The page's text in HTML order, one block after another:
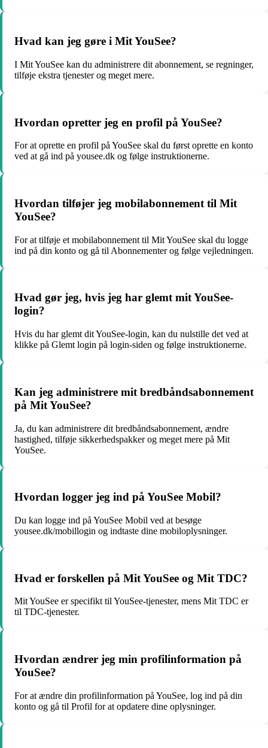
Hvad kan jeg gøre i Mit YouSee?
I Mit YouSee kan du administrere dit abonnement, se regninger,
tilføje ekstra tjenester og meget mere.
Hvordan opretter jeg en profil på YouSee?
For at oprette en profil på YouSee skal du først oprette en konto
ved at gå ind på yousee.dk og følge instruktionerne.
Hvordan tilføjer jeg mobilabonnement til Mit
YouSee?
For at tilføje et mobilabonnement til Mit YouSee skal du logge
ind på din konto og gå til Abonnementer og følge vejledningen.
Hvad gør jeg, hvis jeg har glemt mit YouSee-
login?
Hvis du har glemt dit YouSee-login, kan du nulstille det ved at
klikke på Glemt login på login-siden og følge instruktionerne.
Kan jeg administrere mit bredbåndsabonnement
på Mit YouSee?
Ja, du kan administrere dit bredbåndsabonnement, ændre
hastighed, tilføje sikkerhedspakker og meget mere på Mit
YouSee.
Hvordan logger jeg ind på YouSee Mobil?
Du kan logge ind på YouSee Mobil ved at besøge
yousee.dk/mobillogin og indtaste dine mobiloplysninger.
Hvad er forskellen på Mit YouSee og Mit TDC?
Mit YouSee er specifikt til YouSee-tjenester, mens Mit TDC er
til TDC-tjenester.
Hvordan ændrer jeg min profilinformation på
YouSee?
For at ændre din profilinformation på YouSee, log ind på din
konto og gå til Profil for at opdatere dine oplysninger.